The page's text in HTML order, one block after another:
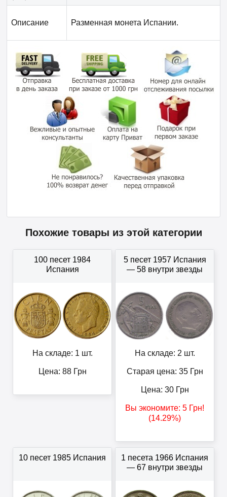
Описание Разменная монета Испании.
Похожие товары из этой категории
100 песет 1984
Испания
На складе: 1 шт.
Цена: 88Грн
5 песет 1957 Испания
— 58 внутри звезды
На складе: 2 шт.
Старая цена: 35Грн
Цена: 30Грн
Вы экономите: 5 Грн!
(14.29%)
10 песет 1985 Испания
1 песета 1966 Испания
— 67 внутри звезды